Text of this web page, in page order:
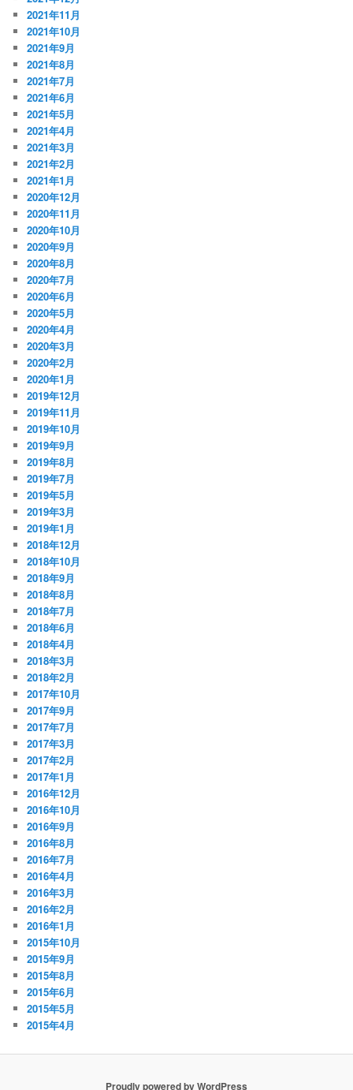
2021年11月
2021年10月
2021年9月
2021年8月
2021年7月
2021年6月
2021年5月
2021年4月
2021年3月
2021年2月
2021年1月
2020年12月
2020年11月
2020年10月
2020年9月
2020年8月
2020年7月
2020年6月
2020年5月
2020年4月
2020年3月
2020年2月
2020年1月
2019年12月
2019年11月
2019年10月
2019年9月
2019年8月
2019年7月
2019年5月
2019年3月
2019年1月
2018年12月
2018年10月
2018年9月
2018年8月
2018年7月
2018年6月
2018年4月
2018年3月
2018年2月
2017年10月
2017年9月
2017年7月
2017年3月
2017年2月
2017年1月
2016年12月
2016年10月
2016年9月
2016年8月
2016年7月
2016年4月
2016年3月
2016年2月
2016年1月
2015年10月
2015年9月
2015年8月
2015年6月
2015年5月
2015年4月
Proudly powered by WordPress